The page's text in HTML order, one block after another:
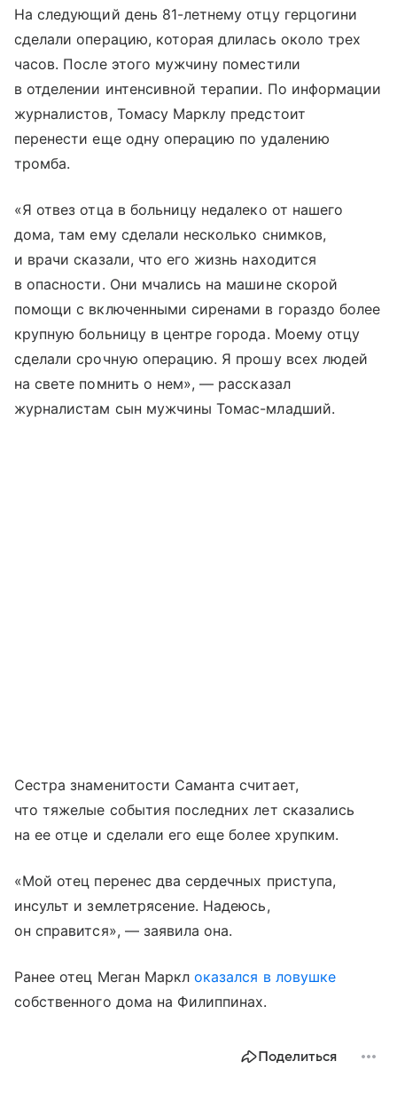
На следующий день 81-летнему отцу герцогини
сделали операцию, которая длилась около трех
часов. После этого мужчину поместили
в отделении интенсивной терапии. По информации
журналистов, Томасу Марклу предстоит
перенести еще одну операцию по удалению
тромба.
«Я отвез отца в больницу недалеко от нашего
дома, там ему сделали несколько снимков,
и врачи сказали, что его жизнь находится
в опасности. Они мчались на машине скорой
помощи с включенными сиренами в гораздо более
крупную больницу в центре города. Моему отцу
сделали срочную операцию. Я прошу всех людей
на свете помнить о нем», — рассказал
журналистам сын мужчины Томас-младший.
Сестра знаменитости Саманта считает,
что тяжелые события последних лет сказались
на ее отце и сделали его еще более хрупким.
«Мой отец перенес два сердечных приступа,
инсульт и землетрясение. Надеюсь,
он справится», — заявила она.
Ранее отец Меган Марклоказался в ловушке
собственного дома на Филиппинах.
Поделиться